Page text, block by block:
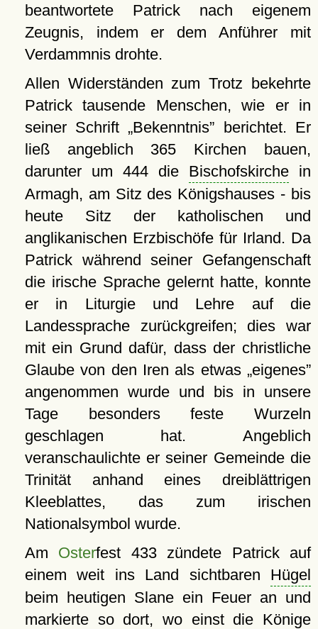
beantwortete Patrick nach eigenem
Zeugnis, indem er dem Anführer mit
Verdammnis drohte.
Allen Widerständen zum Trotz bekehrte
Patrick tausende Menschen, wie er in
seiner Schrift Bekenntnis
berichtet. Er
ließ angeblich 365 Kirchen bauen,
darunter um 444 die Bischofskirchein
Armagh, am Sitz des Königshauses - bis
heute Sitz der katholischen und
anglikanischen Erzbischöfe für Irland. Da
Patrick während seiner Gefangenschaft
die irische Sprache gelernt hatte, konnte
er in Liturgie und Lehre auf die
Landessprache zurückgreifen; dies war
mit ein Grund dafür, dass der christliche
Glaube von den Iren als etwas
eigenes
angenommen wurde und bis in unsere
Tage besonders feste Wurzeln
geschlagen hat. Angeblich
veranschaulichte er seiner Gemeinde die
Trinität anhand eines dreiblättrigen
Kleeblattes, das zum irischen
Nationalsymbol wurde.
Am Osterfest 433 zündete Patrick auf
einem weit ins Land sichtbaren Hügel
beim heutigen Slane ein Feuer an und
markierte so dort, wo einst die Könige